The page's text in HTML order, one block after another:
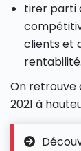
tirer parti
clients et
rentabilité.
On retrouve
2021 à